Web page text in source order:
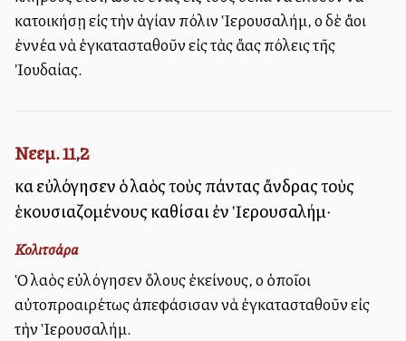
κατοικήσῃ εἰς τὴν ἁγίαν πόλιν Ἱερουσαλήμ, οἱ δὲ ἄλλοι
ἐννέα νὰ ἐγκατασταθοῦν εἰς τὰς ἄλλας πόλεις τῆς
Ἰουδαίας.
Νεεμ. 11,2
καὶ εὐλόγησεν ὁ λαὸς τοὺς πάντας ἄνδρας τοὺς
ἑκουσιαζομένους καθίσαι ἐν Ἱερουσαλήμ·
Κολιτσάρα
Ὁ λαὸς εὐλόγησεν ὅλους ἐκείνους, οἱ ὁποῖοι
αὐτοπροαιρέτως ἀπεφάσισαν νὰ ἐγκατασταθοῦν εἰς
τὴν Ἱερουσαλήμ.